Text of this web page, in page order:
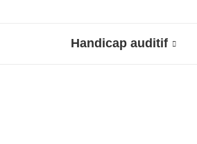
Handicap auditif